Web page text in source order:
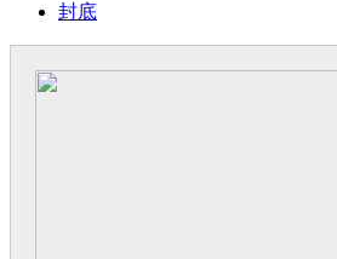
封底